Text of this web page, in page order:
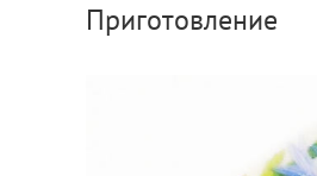
Приготовление